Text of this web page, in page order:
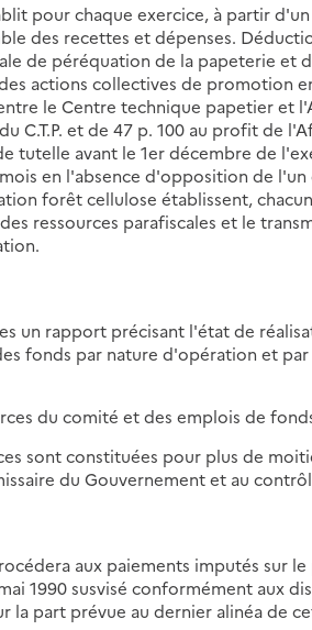
pour chaque exercice, à partir
des recettes et dépenses.
de péréquation de la papeterie et
actions collectives de promotion
le Centre technique papetier et
C.T.P. et de 47 p. 100 au profit de
tutelle avant le 1er décembre de
en l'absence d'opposition de l'un
forêt cellulose établissent,
ressources parafiscales et le
un rapport précisant l'état de
fonds par nature d'opération et
du comité et des emplois de
sont constituées pour plus de
du Gouvernement et au
aux paiements imputés sur
1990 susvisé conformément aux
la part prévue au dernier alinéa de